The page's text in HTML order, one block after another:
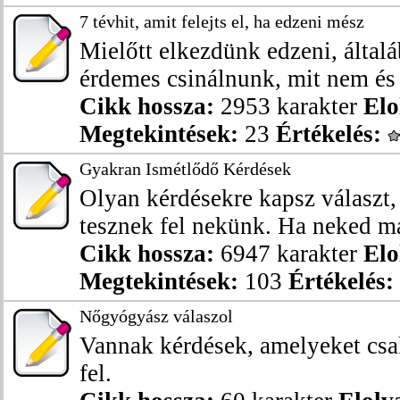
7 tévhit, amit felejts el, ha edzeni mész
Mielőtt elkezdünk edzeni,
érdemes csinálnunk, mit nem
Cikk hossza: 2953 karakter
Megtekintések: 23 Értékelés:
Gyakran Ismétlődő Kérdések
Olyan kérdésekre kapsz
tesznek fel nekünk. Ha neked
Cikk hossza: 6947 karakter
Megtekintések: 103 Értékelés:
Nőgyógyász válaszol
Vannak kérdések, amelyeket
fel.